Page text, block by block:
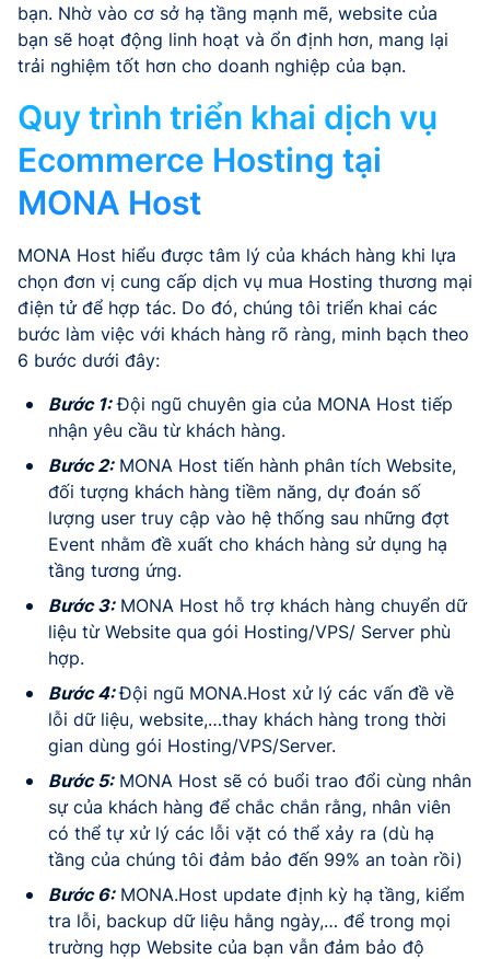
bạn. Nhờ vào cơ sở hạ tầng mạnh mẽ, website của
bạn sẽ hoạt động linh hoạt và ổn định hơn, mang lại
trải nghiệm tốt hơn cho doanh nghiệp của bạn.
Quy trình triển khai dịch vụ
Ecommerce Hosting tại
MONA Host
MONA Host hiểu được tâm lý của khách hàng khi lựa
chọn đơn vị cung cấp dịch vụ mua Hosting thương mại
điện tử để hợp tác. Do đó, chúng tôi triển khai các
bước làm việc với khách hàng rõ ràng, minh bạch theo
6 bước dưới đây:
Bước 1:Đội ngũ chuyên gia của MONA Host tiếp
nhận yêu cầu từ khách hàng.
Bước 2:MONA Host tiến hành phân tích Website,
đối tượng khách hàng tiềm năng, dự đoán số
lượng user truy cập vào hệ thống sau những đợt
Event nhằm đề xuất cho khách hàng sử dụng hạ
tầng tương ứng.
Bước 3:MONA Host hỗ trợ khách hàng chuyển dữ
liệu từ Website qua gói Hosting/VPS/ Server phù
hợp.
Bước 4: Đội ngũ MONA.Host xử lý các vấn đề về
lỗi dữ liệu, website,…thay khách hàng trong thời
gian dùng gói Hosting/VPS/Server.
Bước 5:MONA Host sẽ có buổi trao đổi cùng nhân
sự của khách hàng để chắc chắn rằng, nhân viên
có thể tự xử lý các lỗi vặt có thể xảy ra (dù hạ
tầng của chúng tôi đảm bảo đến 99% an toàn rồi)
Bước 6:MONA.Host update định kỳ hạ tầng, kiểm
tra lỗi, backup dữ liệu hằng ngày,… để trong mọi
trường hợp Website của bạn vẫn đảm bảo độ